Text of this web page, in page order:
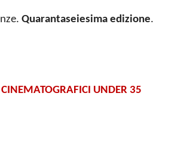
Quarantaseiesima edizione.
UNDER 35